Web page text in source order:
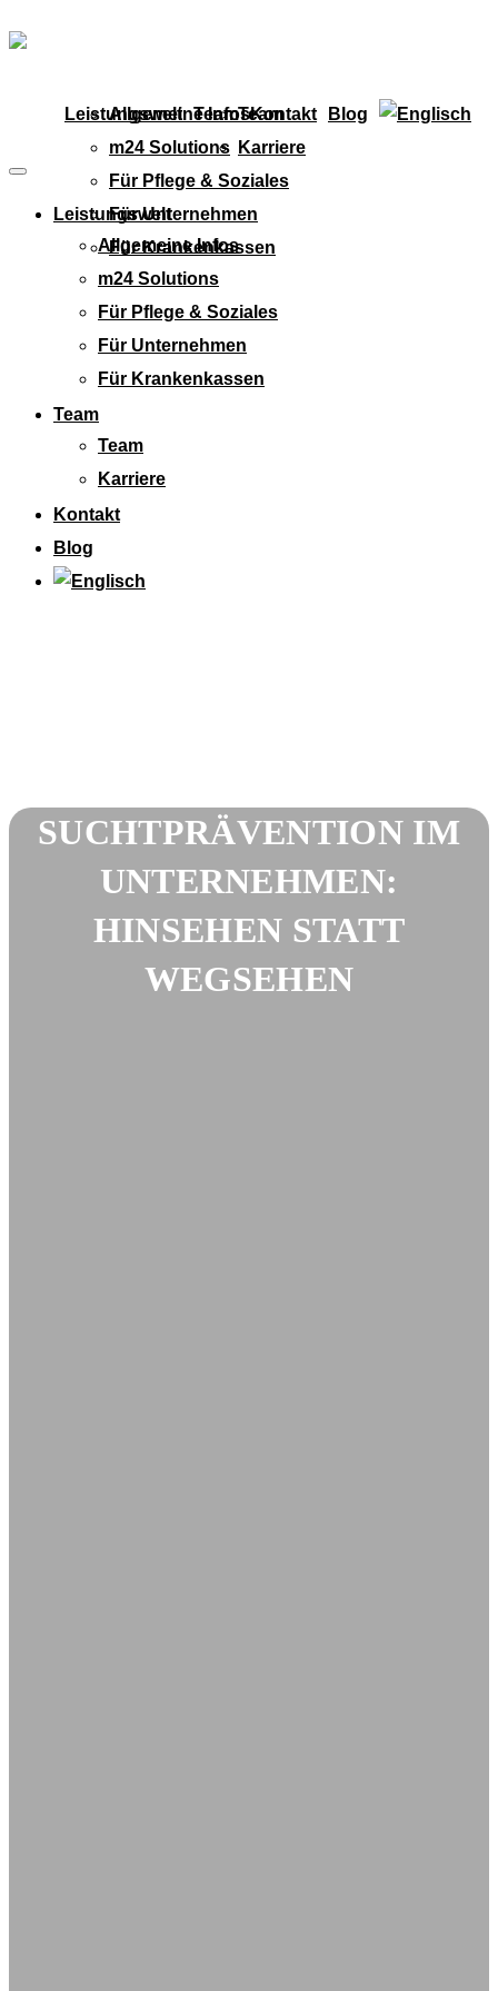
Leistungswelt
Allgemeine Infos
m24 Solutions
Für Pflege & Soziales
Für Unternehmen
Für Krankenkassen
TeamTeam
Karriere
Kontakt Blog
Leistungswelt
Allgemeine Infos
m24 Solutions
Für Pflege & Soziales
Für Unternehmen
Für Krankenkassen
Team
Team
Karriere
Kontakt
Blog
SUCHTPRÄVENTION IM
UNTERNEHMEN:
HINSEHEN STATT
WEGSEHEN